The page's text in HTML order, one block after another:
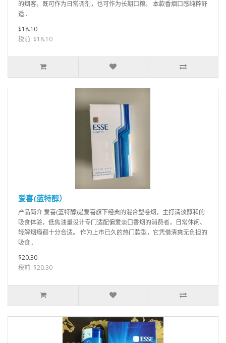
的烟客，既可作为日常调剂，也可作为长期口粮。 本款香烟口感纯粹舒
适..
$18.10
税前: $18.10
爱喜(蓝特醇）
产品简介 爱喜(蓝特醇)是爱喜旗下经典的混合型卷烟，主打清淡醇和的
吸食体验，低焦油量设计专门适配偏爱淡口香烟的消费者，日常休闲、
轻解烟瘾都十分合适。 作为上市已久的热门款型，它凭借清爽无负担的
吸食..
$20.30
税前: $20.30